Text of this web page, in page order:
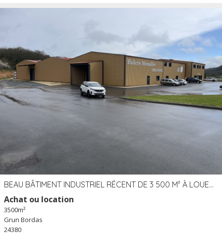
BEAU BÂTIMENT INDUSTRIEL RÉCENT DE 3 500 M² À LOUER OU VENDRE PROCHE PÉRIGUEUX (24)
Achat ou location
3500m²
Grun Bordas
24380